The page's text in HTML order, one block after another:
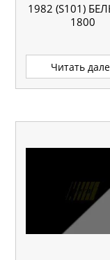
1982 (S101)
1800
Читать